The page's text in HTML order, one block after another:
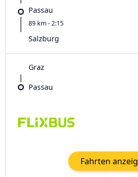
Passau
89 km - 2:15
Salzburg
Graz
Passau
Fahrten